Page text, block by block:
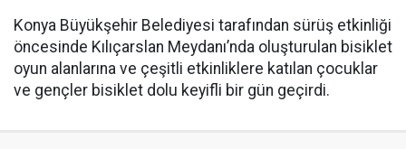
Konya Büyükşehir Belediyesi tarafından sürüş etkinliği
öncesinde Kılıçarslan Meydanı’nda oluşturulan bisiklet
oyun alanlarına ve çeşitli etkinliklere katılan çocuklar
ve gençler bisiklet dolu keyifli bir gün geçirdi.